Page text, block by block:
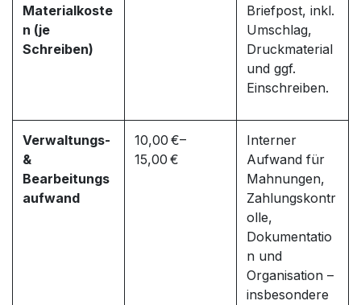
Materialkoste
n (je
Schreiben)
Briefpost, inkl.
Umschlag,
Druckmaterial
und ggf.
Einschreiben.
Verwaltungs-
&
Bearbeitungs
aufwand
10,00 €–
15,00 €
Interner
Aufwand für
Mahnungen,
Zahlungskontr
olle,
Dokumentatio
n und
Organisation –
insbesondere